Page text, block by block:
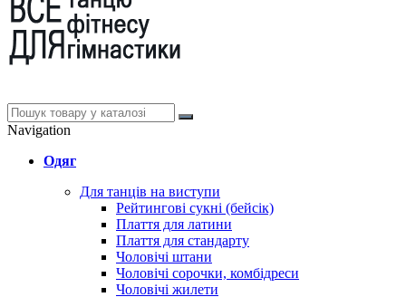
Navigation
Одяг
Для танців на виступи
Рейтингові сукні (бейсік)
Плаття для латини
Плаття для стандарту
Чоловічі штани
Чоловічі сорочки, комбідреси
Чоловічі жилети